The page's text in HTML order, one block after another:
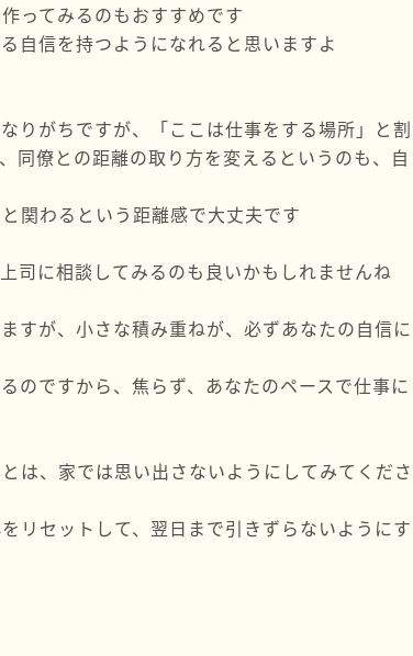
ってみるのもおすすめです
自信を持つようになれると思いますよ
りがちですが、「ここは仕事をする場所」と割
同僚との距離の取り方を変えるというのも、自
関わるという距離感で大丈夫です
司に相談してみるのも良いかもしれませんね
すが、小さな積み重ねが、必ずあなたの自信に
のですから、焦らず、あなたのペースで仕事に
は、家では思い出さないようにしてみてくださ
リセットして、翌日まで引きずらないようにす